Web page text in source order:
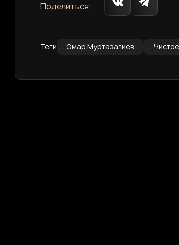
Поделиться:
Теги Омар Муртазалиев